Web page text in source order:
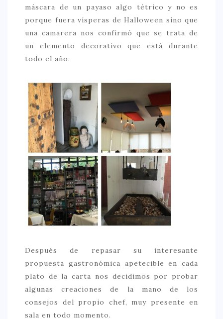
HEALTHY
SELECCIONES MESADE2
POR SUS BAÑOS…
CONTACTO
máscara de un payaso algo tétrico y no es
porque fuera vísperas de Halloween sino que
una camarera nos confirmó que se trata de
un elemento decorativo que está durante
todo el año.
Después de repasar su interesante
propuesta gastronómica apetecible en cada
plato de la carta nos decidimos por probar
algunas creaciones de la mano de los
consejos del propio chef, muy presente en
sala en todo momento.